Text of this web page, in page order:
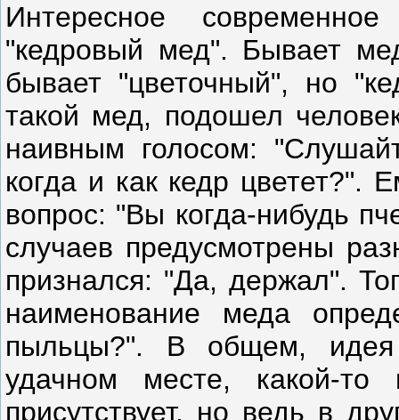
Интересное
"кедровый мед". Бывает
бывает "цветочный", но
такой мед, подошел
наивным голосом:
когда и как кедр цветет?".
вопрос: "Вы когда-нибудь
случаев предусмотрены
признался: "Да, держал".
наименование меда
пыльцы?". В общем, идея
удачном месте, какой-
присутствует, но ведь в